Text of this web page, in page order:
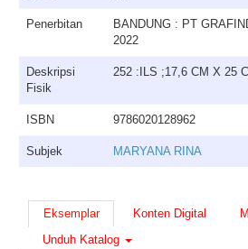
Penerbitan
BANDUNG : PT
2022
Deskripsi
Fisik
252 :ILS ;17,6 CM X 25
ISBN 9786020128962
Subjek MARYANA RINA
Eksemplar Konten Digital
Unduh Katalog